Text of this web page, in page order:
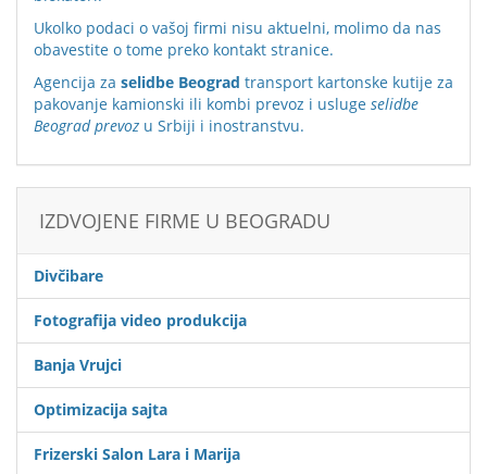
Ukolko podaci o vašoj firmi nisu aktuelni, molimo da nas
obavestite o tome preko kontakt stranice.
Agencija za selidbe Beograd transport kartonske kutije za
pakovanje kamionski ili kombi prevoz i usluge selidbe
Beograd prevoz u Srbiji i inostranstvu.
IZDVOJENE FIRME U BEOGRADU
Divčibare
Fotografija video produkcija
Banja Vrujci
Optimizacija sajta
Frizerski Salon Lara i Marija